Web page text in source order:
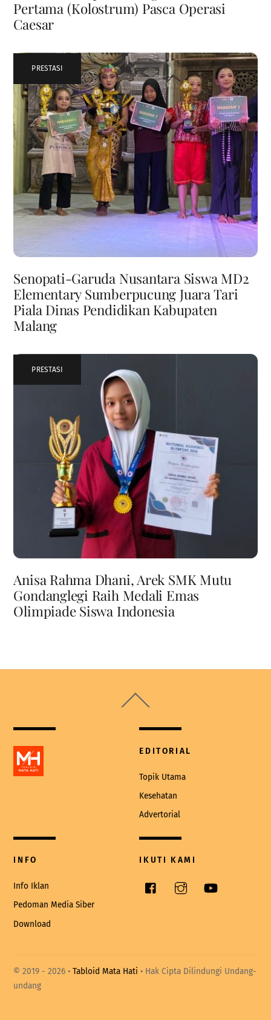
Pertama (Kolostrum) Pasca Operasi
Caesar
PRESTASI
Senopati-Garuda Nusantara Siswa MD2
Elementary Sumberpucung Juara Tari
Piala Dinas Pendidikan Kabupaten
Malang
PRESTASI
Anisa Rahma Dhani, Arek SMK Mutu
Gondanglegi Raih Medali Emas
Olimpiade Siswa Indonesia
To
EDITORIAL
Topik Utama
Kesehatan
Advertorial
INFO
Info Iklan
Pedoman Media Siber
Download
IKUTI KAMI
Facebook
© 2019 -2026 •Tabloid Mata Hati • Hak Cipta Dilindungi Undang-
undang